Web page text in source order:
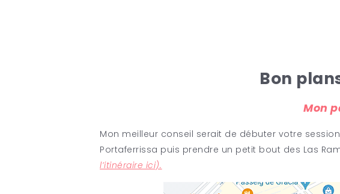
Bon
Mon
Mon meilleur conseil serait de débuter votre
Portaferrissa puis prendre un petit bout des Las
l’itinéraire ici).